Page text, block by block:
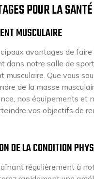
POUR LA SANTÉ
MUSCULAIRE
avantages de faire
dans notre salle de
musculaire. Que vous
de la masse
nos équipements et
vos objectifs de
DE LA CONDITION
régulièrement à